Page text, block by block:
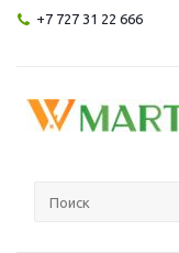
+7 727 31 22 666